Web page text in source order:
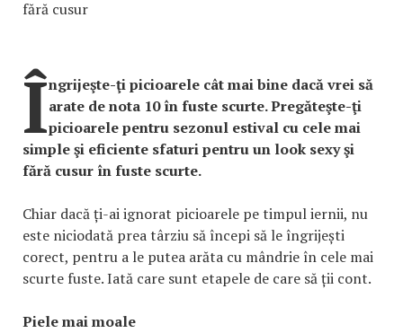
fără cusur
Îngrijeşte-ţi picioarele cât mai bine dacă vrei să
arate de nota 10 în fuste scurte. Pregăteşte-ţi
picioarele pentru sezonul estival cu cele mai
simple şi eficiente sfaturi pentru un look sexy şi
fără cusur în fuste scurte.
Chiar dacă ți-ai ignorat picioarele pe timpul iernii, nu
este niciodată prea târziu să începi să le îngrijești
corect, pentru a le putea arăta cu mândrie în cele mai
scurte fuste. Iată care sunt etapele de care să ții cont.
Piele mai moale